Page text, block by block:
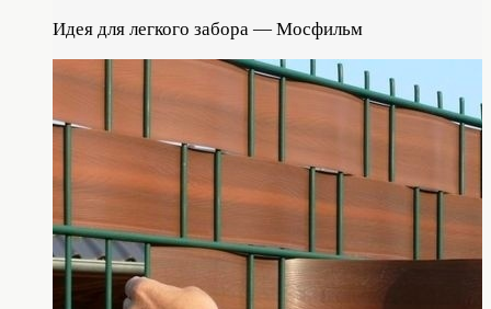
Идея для легкого забора — Мосфильм